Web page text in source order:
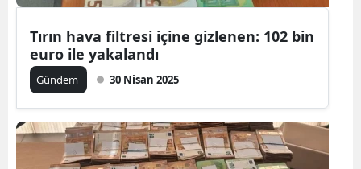
Tırın hava filtresi içine gizlenen: 102 bin
euro ile yakalandı
Gündem 30 Nisan 2025